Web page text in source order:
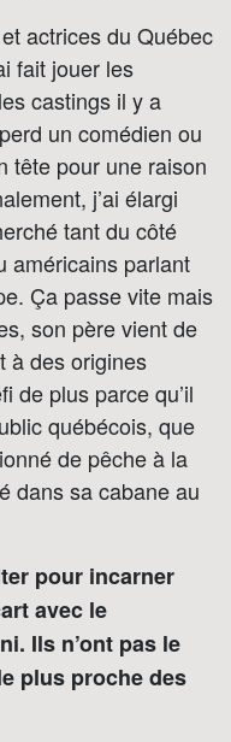
actrices du Québec
fait jouer les
castings il y a
un comédien ou
tête pour une raison
j’ai élargi
tant du côté
américains parlant
Ça passe vite mais
son père vient de
à des origines
de plus parce qu’il
québécois, que
de pêche à la
dans sa cabane au
pour incarner
avec le
Ils n’ont pas le
plus proche des